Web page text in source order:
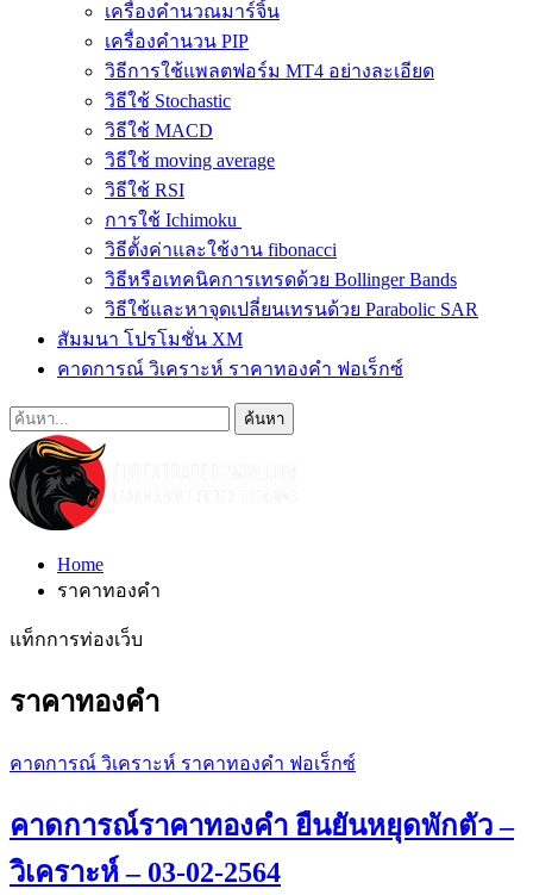
เครื่องคำนวณมาร์จิ้น
เครื่องคำนวน PIP
วิธีการใช้แพลตฟอร์ม MT4 อย่างละเอียด
วิธีใช้ Stochastic
วิธีใช้ MACD
วิธีใช้ moving average
วิธีใช้ RSI
การใช้ Ichimoku
วิธีตั้งค่าและใช้งาน fibonacci
วิธีหรือเทคนิคการเทรดด้วย Bollinger Bands
วิธีใช้และหาจุดเปลี่ยนเทรนด้วย Parabolic SAR
สัมมนา โปรโมชั่น XM
คาดการณ์ วิเคราะห์ ราคาทองคำ ฟอเร็กซ์
Home
ราคาทองคำ
แท็กการท่องเว็บ
ราคาทองคำ
คาดการณ์ วิเคราะห์ ราคาทองคำ ฟอเร็กซ์
คาดการณ์ราคาทองคำ ยืนยันหยุดพักตัว –
วิเคราะห์ – 03-02-2564